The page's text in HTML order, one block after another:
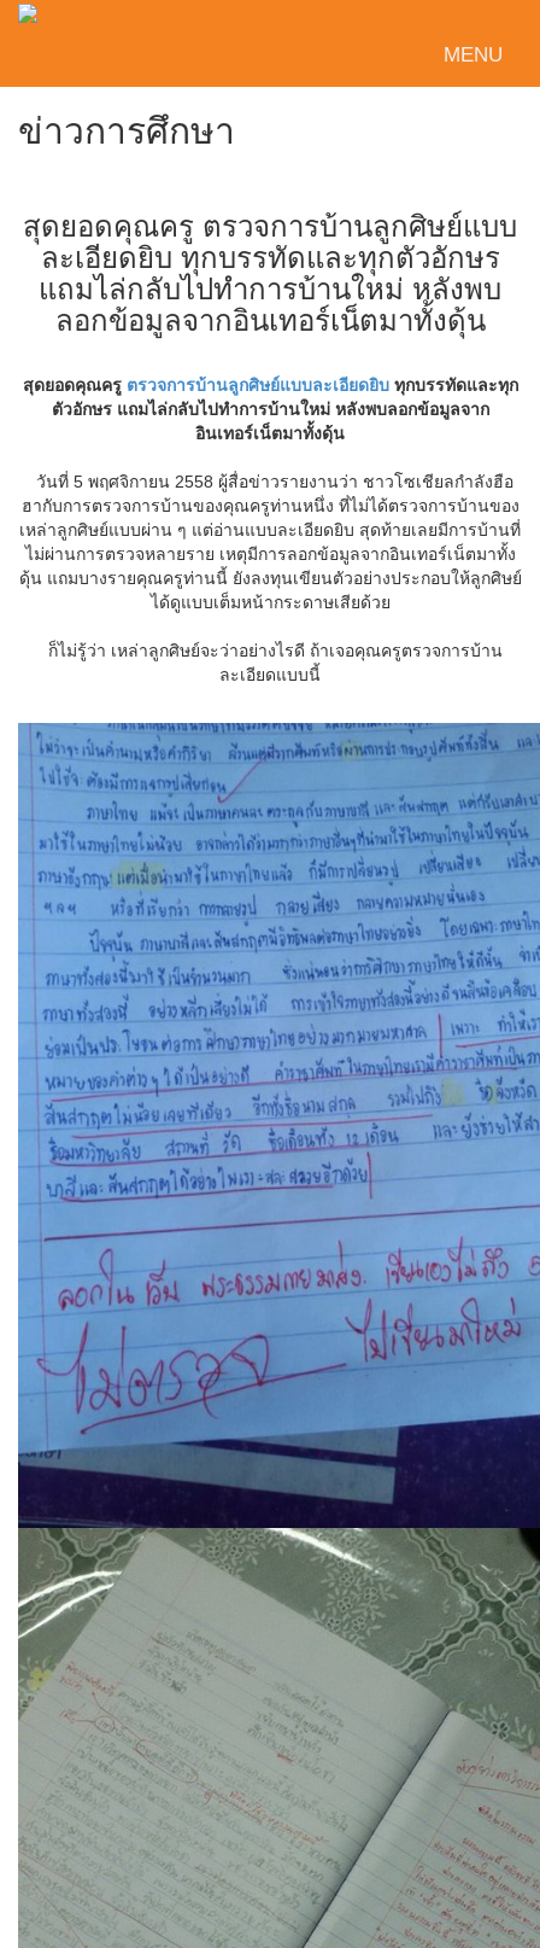
MENU
ข่าวการศึกษา
สุดยอดคุณครู ตรวจการบ้านลูกศิษย์แบบ
ละเอียดยิบ ทุกบรรทัดและทุกตัวอักษร
แถมไล่กลับไปทำการบ้านใหม่ หลังพบ
ลอกข้อมูลจากอินเทอร์เน็ตมาทั้งดุ้น
สุดยอดคุณครู ตรวจการบ้านลูกศิษย์แบบละเอียดยิบทุกบรรทัดและทุก
ตัวอักษร แถมไล่กลับไปทำการบ้านใหม่ หลังพบลอกข้อมูลจาก
อินเทอร์เน็ตมาทั้งดุ้น
วันที่ 5 พฤศจิกายน 2558 ผู้สื่อข่าวรายงานว่า ชาวโซเชียลกำลังฮือ
ฮากับการตรวจการบ้านของคุณครูท่านหนึ่ง ที่ไม่ได้ตรวจการบ้านของ
เหล่าลูกศิษย์แบบผ่าน ๆ แต่อ่านแบบละเอียดยิบ สุดท้ายเลยมีการบ้านที่
ไม่ผ่านการตรวจหลายราย เหตุมีการลอกข้อมูลจากอินเทอร์เน็ตมาทั้ง
ดุ้น แถมบางรายคุณครูท่านนี้ ยังลงทุนเขียนตัวอย่างประกอบให้ลูกศิษย์
ได้ดูแบบเต็มหน้ากระดาษเสียด้วย
ก็ไม่รู้ว่า เหล่าลูกศิษย์จะว่าอย่างไรดี ถ้าเจอคุณครูตรวจการบ้าน
ละเอียดแบบนี้